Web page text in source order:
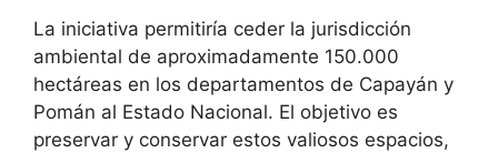
La iniciativa permitiría ceder la jurisdicción
ambiental de aproximadamente 150.000
hectáreas en los departamentos de Capayán y
Pomán al Estado Nacional. El objetivo es
preservar y conservar estos valiosos espacios,